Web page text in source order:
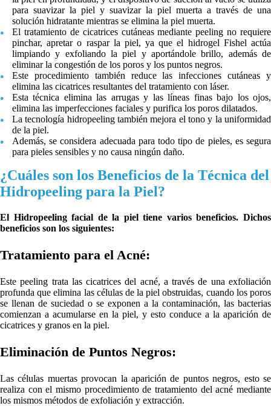
para suavizar la piel y suavizar la piel muerta a través de una
solución hidratante mientras se elimina la piel muerta.
El tratamiento de cicatrices cutáneas mediante peeling no requiere
pinchar, apretar o raspar la piel, ya que el hidrogel Fishel actúa
limpiando y exfoliando la piel y aportándole brillo, además de
eliminar la congestión de los poros y los puntos negros.
Este procedimiento también reduce las infecciones cutáneas y
elimina las cicatrices resultantes del tratamiento con láser.
Esta técnica elimina las arrugas y las líneas finas bajo los ojos,
elimina las imperfecciones faciales y purifica los poros dilatados.
La tecnología hidropeeling también mejora el tono y la uniformidad
de la piel.
Además, se considera adecuada para todo tipo de pieles, es segura
para pieles sensibles y no causa ningún daño.
¿Cuáles son los Beneficios de la Técnica del
Hidropeeling para la Piel?
El Hidropeeling facial de la piel tiene varios beneficios. Dichos
beneficios son los siguientes:
Tratamiento para el Acné:
Este peeling trata las cicatrices del acné, a través de una exfoliación
profunda que elimina las células de la piel obstruidas, cuando los poros
se llenan de suciedad o se exponen a la contaminación, las bacterias
comienzan a acumularse en la piel, y esto conduce a la aparición de
cicatrices y granos en la piel.
Eliminación de Puntos Negros:
Las células muertas provocan la aparición de puntos negros, esto se
realiza con el mismo procedimiento de tratamiento del acné mediante
los mismos métodos de exfoliación y extracción.